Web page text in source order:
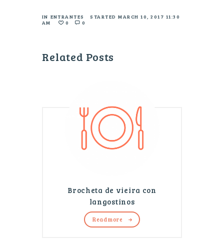
IN ENTRANTES STARTEDMARCH 10, 2017 11:30
AM
0 0
Related Posts
Brocheta de vieira con
langostinos
Read more